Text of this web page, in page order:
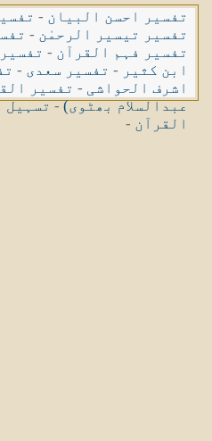
تفسیر احسن البیان -
تفسیر تیسیر الرحمٰن -
تفسیر فہم القرآن -
ابن کثیر - تفسیر سعدی -
اشرف الحواشی - تفسیر
عبدالسلام بھٹوی)-تسہیل
القرآن -